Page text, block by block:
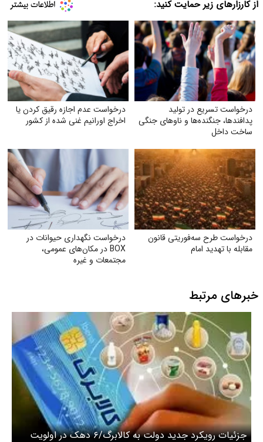
از کارزارهای زیر حمایت کنید:
درخواست تسریع در تولید
پدافندها، جنگنده‌ها و ناوهای جنگی
ساخت داخل
درخواست عدم اجازه رقیق کردن یا
اخراج اورانیم غنی شده از کشور
درخواست طرح سه‌فوریتی قانون
مقابله با تهدید امام
درخواست نگهداری حیوانات در
BOX در مکان‌های عمومی،
مجتمعات و غیره
خبرهای مرتبط
جزئیات رویکرد جدید دولت به کالابرگ/۶ دهک در اولویت